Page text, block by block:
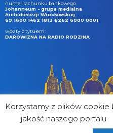
numer rachunku bankowego:
Johanneum - grupa medialna
Archidiecezji Wrocławskiej
69 1600 1462 1813 6262 6000 0001
wpłaty z tytułem:
DAROWIZNA NA RADIO RODZINA
Korzystamy z plików cookie
jakość naszego portalu